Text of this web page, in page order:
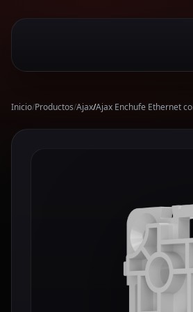
Inicio/Productos/Ajax/Ajax Enchufe Ethernet